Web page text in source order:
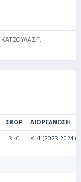
ΚΑΤΣΟΥΛΑΣ Γ.
ΣΚΟΡ ΔΙΟΡΓΆΝΩΣΗ
3 - 0 Κ14 (2023-2024)